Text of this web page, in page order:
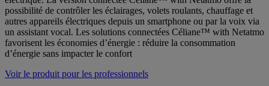
possibilité de contrôler les éclairages, volets roulants, chauffage et
autres appareils électriques depuis un smartphone ou par la voix via
un assistant vocal. Les solutions connectées Céliane™ with Netatmo
favorisent les économies d’énergie : réduire la consommation
d’énergie sans impacter le confort
Voir le produit pour les professionnels